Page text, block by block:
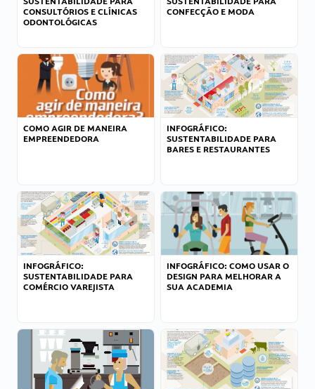
CONSULTÓRIOS E CLÍNICAS
ODONTOLÓGICAS
CONFECÇÃO E MODA
COMO AGIR DE MANEIRA
EMPREENDEDORA
INFOGRÁFICO:
SUSTENTABILIDADE PARA
BARES E RESTAURANTES
INFOGRÁFICO:
SUSTENTABILIDADE PARA
COMÉRCIO VAREJISTA
INFOGRÁFICO: COMO USAR O
DESIGN PARA MELHORAR A
SUA ACADEMIA